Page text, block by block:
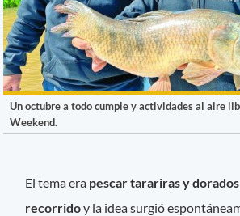
Un octubre a todo cumple y actividades al aire
Weekend.
El tema era pescar tarariras y
recorridoy la idea surgió